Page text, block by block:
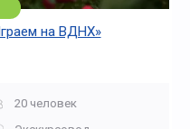
на ВДНХ»
20 человек